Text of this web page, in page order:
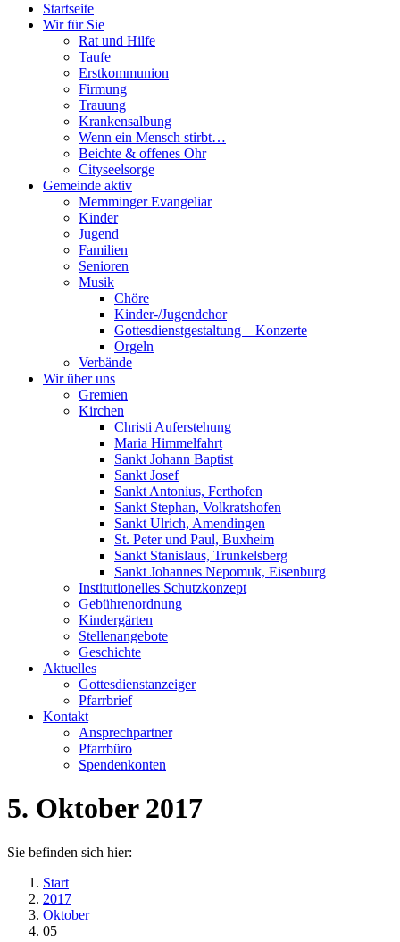
Startseite
Wir für Sie
Rat und Hilfe
Taufe
Erstkommunion
Firmung
Trauung
Krankensalbung
Wenn ein Mensch stirbt…
Beichte & offenes Ohr
Cityseelsorge
Gemeinde aktiv
Memminger Evangeliar
Kinder
Jugend
Familien
Senioren
Musik
Chöre
Kinder-/Jugendchor
Gottesdienstgestaltung – Konzerte
Orgeln
Verbände
Wir über uns
Gremien
Kirchen
Christi Auferstehung
Maria Himmelfahrt
Sankt Johann Baptist
Sankt Josef
Sankt Antonius, Ferthofen
Sankt Stephan, Volkratshofen
Sankt Ulrich, Amendingen
St. Peter und Paul, Buxheim
Sankt Stanislaus, Trunkelsberg
Sankt Johannes Nepomuk, Eisenburg
Institutionelles Schutzkonzept
Gebührenordnung
Kindergärten
Stellenangebote
Geschichte
Aktuelles
Gottesdienstanzeiger
Pfarrbrief
Kontakt
Ansprechpartner
Pfarrbüro
Spendenkonten
5. Oktober 2017
Sie befinden sich hier:
Start
2017
Oktober
05